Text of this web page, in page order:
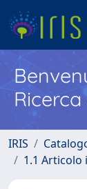
IRIS
1.1 Articolo